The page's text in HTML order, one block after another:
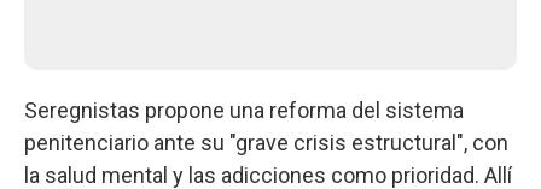
Seregnistas propone una reforma del sistema
penitenciario ante su "grave crisis estructural", con
la salud mental y las adicciones como prioridad. Allí